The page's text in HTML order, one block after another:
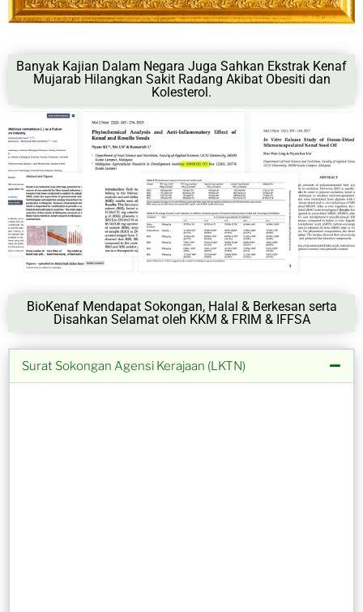
Banyak Kajian Dalam Negara Juga Sahkan Ekstrak Kenaf
Mujarab Hilangkan Sakit Radang Akibat Obesiti dan
Kolesterol.
BioKenaf Mendapat Sokongan, Halal & Berkesan serta
Disahkan Selamat oleh KKM & FRIM & IFFSA
Surat Sokongan Agensi Kerajaan (LKTN)